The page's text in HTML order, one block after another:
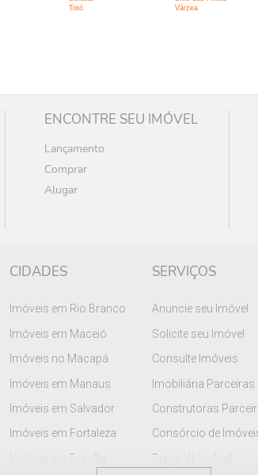
Totó Várzea
ENCONTRE SEU IMÓVEL
Lançamento
Comprar
Alugar
CIDADES
Imóveis em Rio Branco
Imóveis em Maceió
Imóveis no Macapá
Imóveis em Manaus
Imóveis em Salvador
Imóveis em Fortaleza
Imóveis em Brasília
SERVIÇOS
Anuncie seu Imóvel
Solicite seu Imóvel
Consulte Imóveis
Imobiliária Parceiras
Construtoras
Consórcio de
Preço de Imóvel